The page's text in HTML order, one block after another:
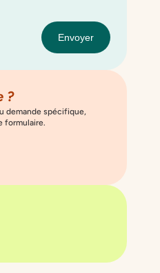
?
demande spécifique,
formulaire.